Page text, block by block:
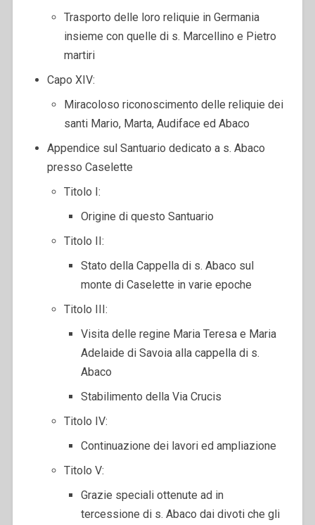
Trasporto delle loro reliquie in Germania
insieme con quelle di s. Marcellino e Pietro
martiri
Capo XIV:
Miracoloso riconoscimento delle reliquie dei
santi Mario, Marta, Audiface ed Abaco
Appendice sul Santuario dedicato a s. Abaco
presso Caselette
Titolo I:
Origine di questo Santuario
Titolo II:
Stato della Cappella di s. Abaco sul
monte di Caselette in varie epoche
Titolo III:
Visita delle regine Maria Teresa e Maria
Adelaide di Savoia alla cappella di s.
Abaco
Stabilimento della Via Crucis
Titolo IV:
Continuazione dei lavori ed ampliazione
Titolo V:
Grazie speciali ottenute ad in
tercessione di s. Abaco dai divoti che gli